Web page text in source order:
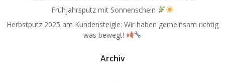
Frühjahrsputz mit Sonnenschein
Herbstputz 2025 am Kundensteigle: Wir haben gemeinsam richtig
was bewegt!
Archiv